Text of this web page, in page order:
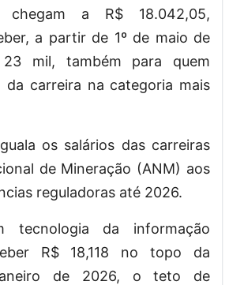
chegam a R$ 18.042,05,
a partir de 1º de maio de
mil, também para quem
carreira na categoria mais
os salários das carreiras
de Mineração (ANM) aos
reguladoras até 2026.
tecnologia da informação
R$ 18,118 no topo da
de 2026, o teto de